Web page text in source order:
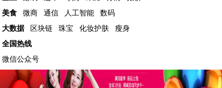
美食
微商 通信 人工智能
数码
大数据
区块链 珠宝 化妆护肤
瘦身
全国热线
微信公众号